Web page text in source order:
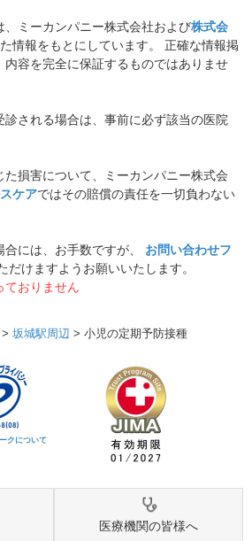
ミーカンパニー株式会社および株式会
情報をもとにしています。 正確な情報掲
容を完全に保証するものではありませ
される場合は、事前に必ず該当の医院
た損害について、ミーカンパニー株式会
ケアではその賠償の責任を一切負わない
には、お手数ですが、 お問い合わせフ
だけますようお願いいたします。
おりません
> 坂城駅周辺 > 小児の定期予防接種
クについて
医療機関の皆様へ